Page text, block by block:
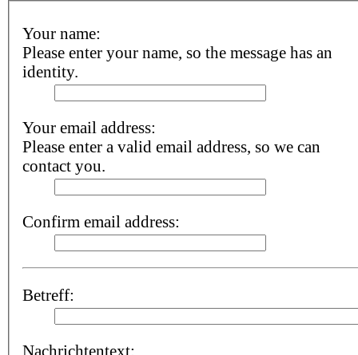
Your name:
Please enter your name, so the message has an
identity.
Your email address:
Please enter a valid email address, so we can
contact you.
Confirm email address:
Betreff:
Nachrichtentext: